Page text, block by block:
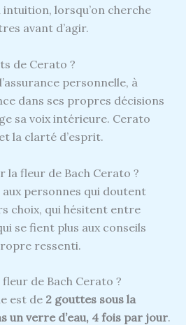
lorsqu’on cherche
avant d’agir.
de Cerato ?
personnelle, à
dans ses propres décisions
sa voix intérieure. Cerato
la clarté d’esprit.
la fleur de Bach Cerato ?
personnes qui doutent
choix, qui hésitent entre
se fient plus aux conseils
ressenti.
de Bach Cerato ?
est de 2 gouttes sous la
un verre d’eau, 4 fois par jour.